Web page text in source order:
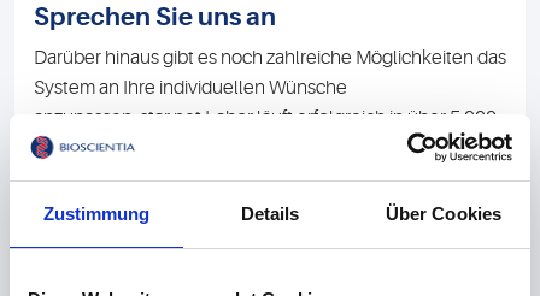
Zustimmung Details Über Cookies
Sprechen Sie uns an
Darüber hinaus gibt es noch zahlreiche Möglichkeiten das
System an Ihre individuellen Wünsche
anzupassen. star.net Labor läuft erfolgreich in über 5.000
deutschen Arztpraxen. Sprechen Sie uns einfach an:
Tel.:+49 6132 781-303.